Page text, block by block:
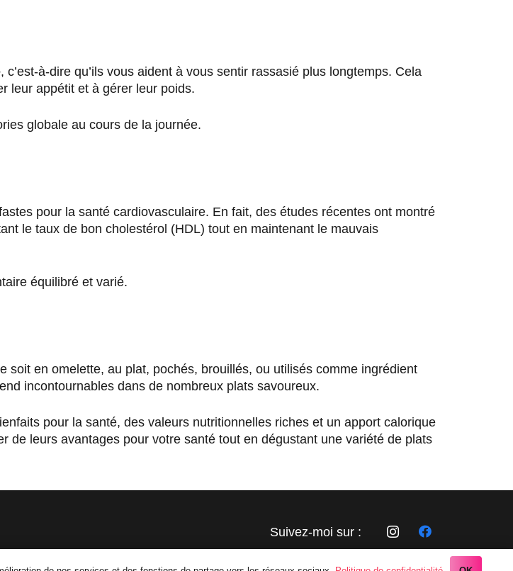
, c’est-à-dire qu’ils vous aident à vous sentir rassasié plus longtemps. Cela
leur appétit et à gérer leur poids.
globale au cours de la journée.
pour la santé cardiovasculaire. En fait, des études récentes ont montré
le taux de bon cholestérol (HDL) tout en maintenant le mauvais
équilibré et varié.
en omelette, au plat, pochés, brouillés, ou utilisés comme ingrédient
incontournables dans de nombreux plats savoureux.
pour la santé, des valeurs nutritionnelles riches et un apport calorique
de leurs avantages pour votre santé tout en dégustant une variété de plats
Suivez-moi sur :